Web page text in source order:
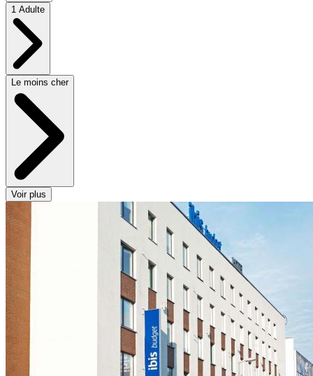
1 Adulte
Le moins cher
Voir plus